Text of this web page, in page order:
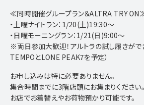
≪同時開催グループラン＆ALTRA TRY
・土曜ナイトラン：1/20(土)19:30～
・日曜モーニングラン：1/21(日)9:00～
※両日参加大歓迎！アルトラの試し履きがで
TEMPOとLONE PEAK7を予定）
お申し込みは特に必要ありません。
集合時間までに3階店頭にお集まりください。
お店でお着替えやお荷物預かり可能です。